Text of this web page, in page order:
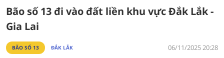
Bão số 13 đi vào đất liền khu vực Đắk Lắk -
Gia Lai
BÃO SỐ 13 ĐẮK LẮK 06/11/2025 20:28